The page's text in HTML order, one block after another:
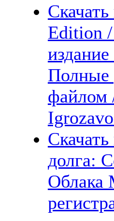
Edition
Полные
файлом
долга:
Облака